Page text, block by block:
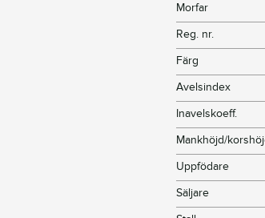
Morfar
Reg. nr.
Färg
Avelsindex
Inavelskoeff.
Mankhöjd/
Uppfödare
Säljare